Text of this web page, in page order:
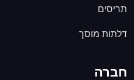
תריסים
דלתות מוסך
חברה